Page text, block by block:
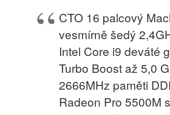
CTO 16 palcový
vesmírně šedý
Intel Core i9 deváté
Turbo Boost až 5,0
2666MHz paměti
Radeon Pro 5500M